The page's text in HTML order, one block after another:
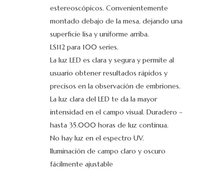
estereoscópicos. Convenientemente
montado debajo de la mesa, dejando una
superficie lisa y uniforme arriba.
LS112 para 100 series.
La luz LED es clara y segura y permite al
usuario obtener resultados rápidos y
precisos en la observación de embriones.
La luz clara del LED te da la mayor
intensidad en el campo visual. Duradero –
hasta 35.000 horas de luz continua.
No hay luz en el espectro UV.
Iluminación de campo claro y oscuro
fácilmente ajustable